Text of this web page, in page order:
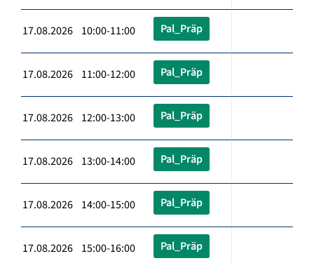
17.08.2026 10:00-11:00 Pal_Präp
17.08.2026 11:00-12:00 Pal_Präp
17.08.2026 12:00-13:00 Pal_Präp
17.08.2026 13:00-14:00 Pal_Präp
17.08.2026 14:00-15:00 Pal_Präp
17.08.2026 15:00-16:00 Pal_Präp